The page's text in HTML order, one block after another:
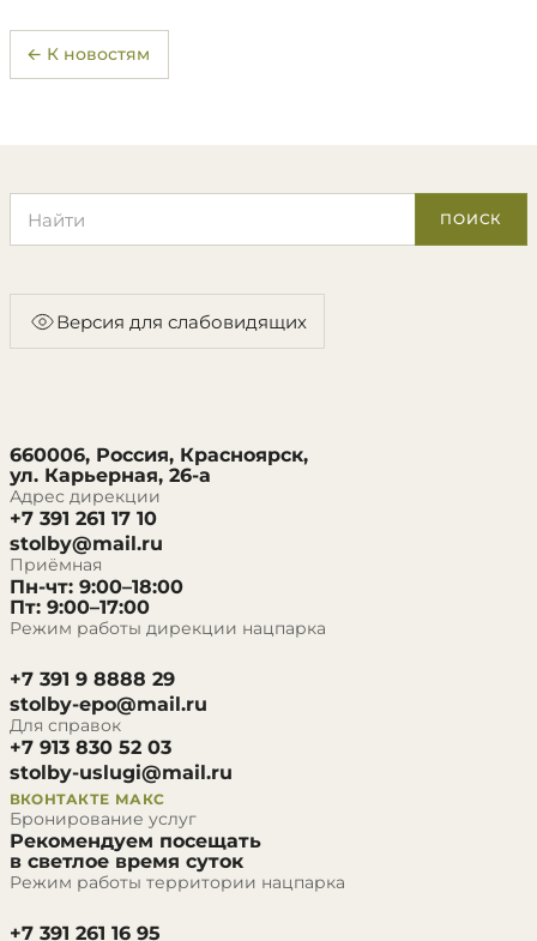
← К новостям
ПОИСК
Версия для слабовидящих
660006, Россия, Красноярск,
ул. Карьерная, 26-а
Адрес дирекции
+7 391 261 17 10
stolby@mail.ru
Приёмная
Пн-чт: 9:00–18:00
Пт: 9:00–17:00
Режим работы дирекции нацпарка
+7 391 9 8888 29
stolby-epo@mail.ru
Для справок
+7 913 830 52 03
stolby-uslugi@mail.ru
ВКОНТАКТЕ МАКС
Бронирование услуг
Рекомендуем посещать
в светлое время суток
Режим работы территории нацпарка
+7 391 261 16 95